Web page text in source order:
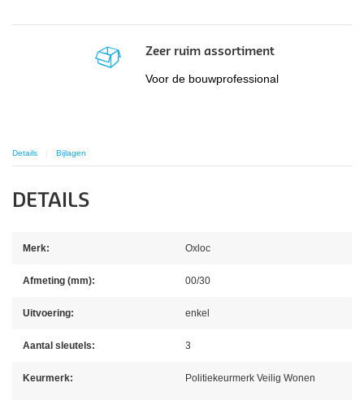
Zeer ruim assortiment
Voor de bouwprofessional
Details Bijlagen
DETAILS
Merk: Oxloc
Afmeting (mm): 00/30
Uitvoering: enkel
Aantal sleutels: 3
Keurmerk: Politiekeurmerk Veilig Wonen